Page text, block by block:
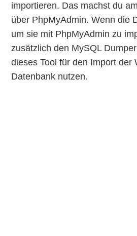
importieren. Das machst du
über PhpMyAdmin. Wenn die
um sie mit PhpMyAdmin zu
zusätzlich den MySQL
dieses Tool für den Import der
Datenbank nutzen.